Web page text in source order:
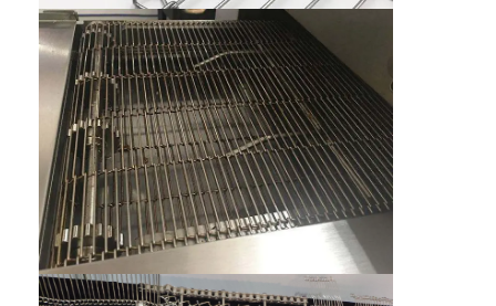
मधुकोश कन्वेयर बेल्ट
कन्वेयर चेन प्लेट
सोलर फोटोवोल्टिक मेश बेल्ट
चेन मेष बेल्ट
सर्पिल फ्रीजर बेल्ट
ओवन कन्वेयर बेल्ट